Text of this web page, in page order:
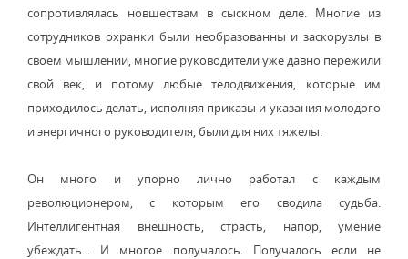
сопротивлялась новшествам в сыскном деле. Многие из
сотрудников охранки были необразованны и заскорузлы в
своем мышлении, многие руководители уже давно пережили
свой век, и потому любые телодвижения, которые им
приходилось делать, исполняя приказы и указания молодого
и энергичного руководителя, были для них тяжелы.
Он много и упорно лично работал с каждым
революционером, с которым его сводила судьба.
Интеллигентная внешность, страсть, напор, умение
убеждать... И многое получалось. Получалось если не